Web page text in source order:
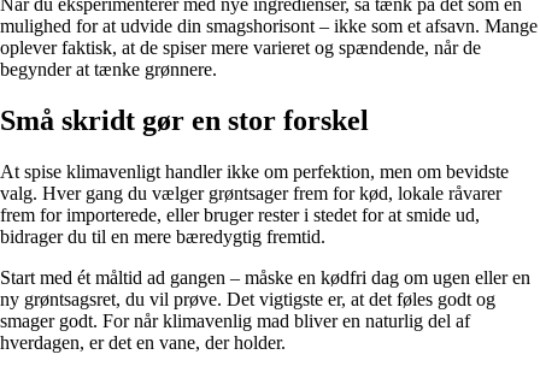
mulighed for at udvide din smagshorisont – ikke som et afsavn. Mange
oplever faktisk, at de spiser mere varieret og spændende, når de
begynder at tænke grønnere.
Små skridt gør en stor forskel
At spise klimavenligt handler ikke om perfektion, men om bevidste
valg. Hver gang du vælger grøntsager frem for kød, lokale råvarer
frem for importerede, eller bruger rester i stedet for at smide ud,
bidrager du til en mere bæredygtig fremtid.
Start med ét måltid ad gangen – måske en kødfri dag om ugen eller en
ny grøntsagsret, du vil prøve. Det vigtigste er, at det føles godt og
smager godt. For når klimavenlig mad bliver en naturlig del af
hverdagen, er det en vane, der holder.